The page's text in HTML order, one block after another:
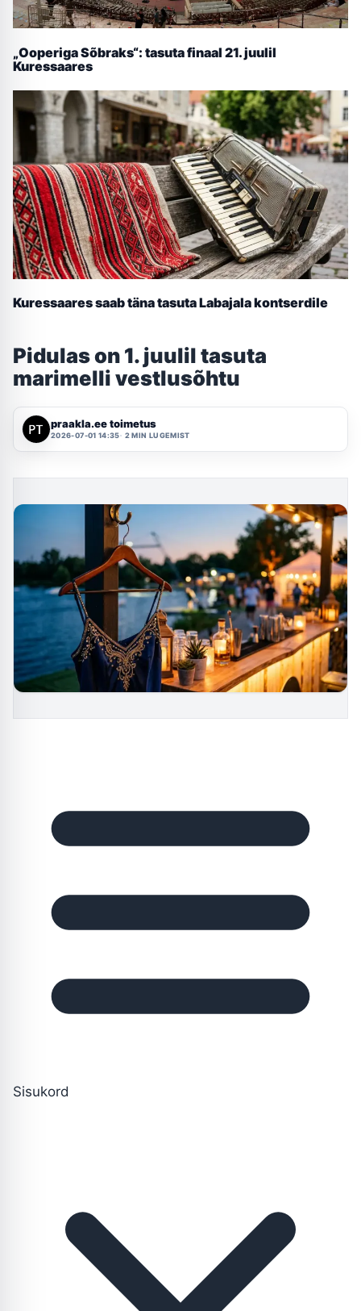
„Ooperiga Sõbraks“: tasuta finaal 21. juulil
Kuressaares
Kuressaares saab täna tasuta Labajala kontserdile
Pidulas on 1. juulil tasuta
marimelli vestlusõhtu
praakla.ee toimetus
2026-07-01 14:35 2 MIN LUGEMIST
Sisukord